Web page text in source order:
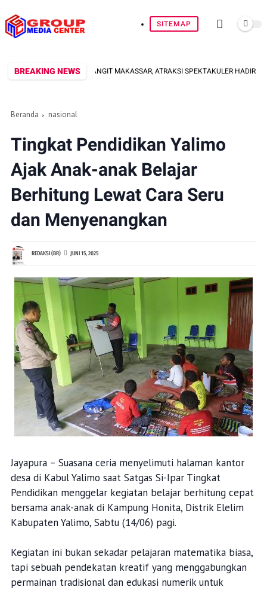
SITEMAP
BREAKING NEWS
SIAP HIASI LANGIT MAKASSAR, ATRAKSI SPEKTAKULER HADIR DI NBOD
Beranda nasional
Tingkat Pendidikan Yalimo
Ajak Anak-anak Belajar
Berhitung Lewat Cara Seru
dan Menyenangkan
REDAKSI (BR) JUNI 15, 2025
Jayapura – Suasana ceria menyelimuti halaman kantor
desa di Kabul Yalimo saat Satgas Si-Ipar Tingkat
Pendidikan menggelar kegiatan belajar berhitung cepat
bersama anak-anak di Kampung Honita, Distrik Elelim
Kabupaten Yalimo, Sabtu (14/06) pagi.
Kegiatan ini bukan sekadar pelajaran matematika biasa,
tapi sebuah pendekatan kreatif yang menggabungkan
permainan tradisional dan edukasi numerik untuk